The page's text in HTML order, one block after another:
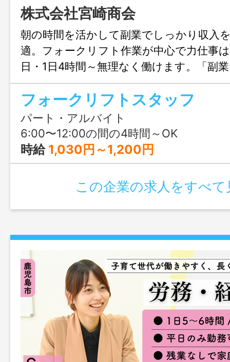
株式会社宮崎商会
朝の時間を活かして副業でしっかり収入
適。フォークリフト作業が中心で力仕事
日・1日4時間～無理なく働けます。「副
と稼ぎたい」「長く続けられる仕事がい
どいい環境です。
フォークリフトスタッフ
パート・アルバイト
6:00〜12:00の間の4時間～OK
時給 1,030円～1,200円
この企業の求人をすべて